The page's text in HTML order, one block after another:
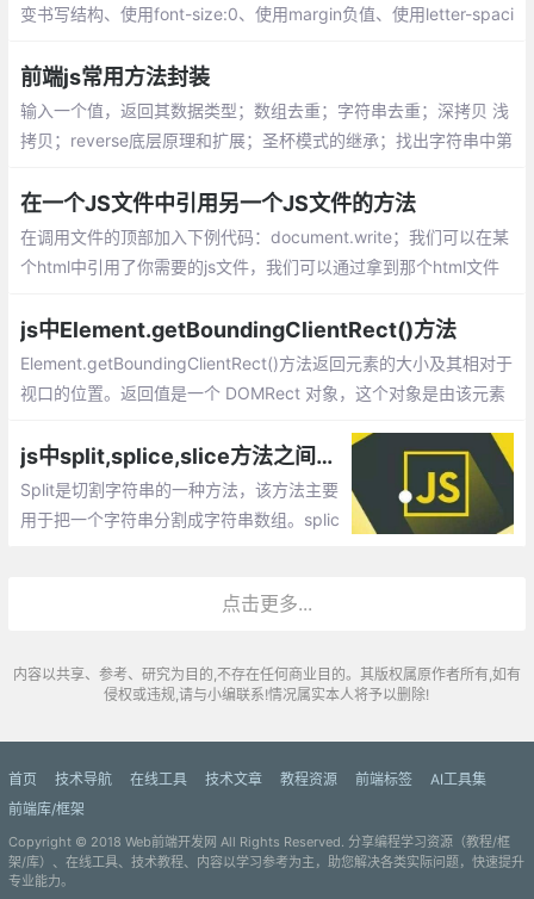
变书写结构、使用font-size:0、使用margin负值、使用letter-spaci
6等）、YUI的inline-block间隙处理等...
前端js常用方法封装
输入一个值，返回其数据类型；数组去重；字符串去重；深拷贝 浅
拷贝；reverse底层原理和扩展；圣杯模式的继承；找出字符串中第
在一个JS文件中引用另一个JS文件的方法
在调用文件的顶部加入下例代码：document.write；我们可以在某
个html中引用了你需要的js文件，我们可以通过拿到那个html文件
js中Element.getBoundingClientRect()方法
Element.getBoundingClientRect()方法返回元素的大小及其相对于
视口的位置。返回值是一个 DOMRect 对象，这个对象是由该元素
相关的CSS 边框集合
js中split,splice,slice方法之间的差异_splice()、slice()、split()函数的区分
Split是切割字符串的一种方法，该方法主要
用于把一个字符串分割成字符串数组。splic
要用于截取数组，并返回截取到的新数组。
点击更多...
内容以共享、参考、研究为目的,不存在任何商业目的。其版权属原作者所有,如有
侵权或违规,请与小编联系!情况属实本人将予以删除!
首页 技术导航 在线工具 技术文章 教程资源 前端标签
AI工具集
前端库/框架